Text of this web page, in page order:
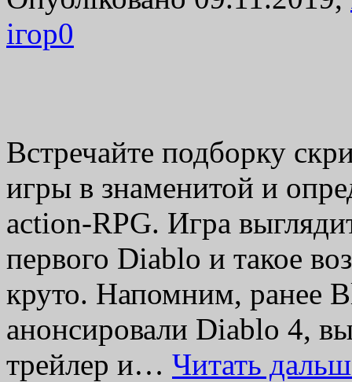
ігор0
Встречайте подборку
игры в знаменитой и
action-RPG. Игра
первого Diablo и такое
круто. Напомним, ранее
анонсировали Diablo 4,
трейлер и… Читать